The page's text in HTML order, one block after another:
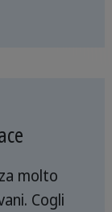
molto
Cogli